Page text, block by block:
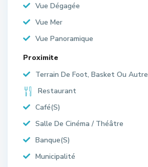
Vue Dégagée
Vue Mer
Vue Panoramique
Proximite
Terrain De Foot, Basket Ou Autre
Restaurant
Café(S)
Salle De Cinéma / Théâtre
Banque(S)
Municipalité